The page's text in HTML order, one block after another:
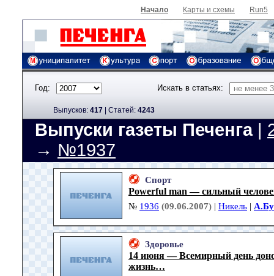
Начало Карты и схемы Run5
Год: Искать в статьях:
Выпусков: 417 | Cтатей: 4243
Выпуски газеты Печенга|
→ №1937
Спорт
Powerful man — сильный
№ 1936 (09.06.2007) | Никель |
Здоровье
14 июня — Всемирный день
жизнь…